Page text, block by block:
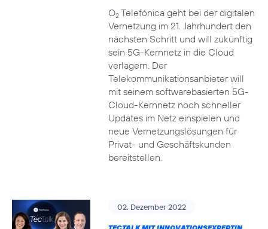
O2Telefónica geht bei der digitalen
Vernetzung im 21. Jahrhundert den
nächsten Schritt und will zukünftig
sein 5G-Kernnetz in die Cloud
verlagern. Der
Telekommunikationsanbieter will
mit seinem softwarebasierten 5G-
Cloud-Kernnetz noch schneller
Updates im Netz einspielen und
neue Vernetzungslösungen für
Privat- und Geschäftskunden
bereitstellen.
02. Dezember 2022